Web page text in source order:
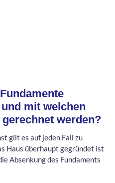
mit welchen
werden?
gilt es auf jeden Fall zu
Haus überhaupt gegründet ist
Absenkung des Fundaments